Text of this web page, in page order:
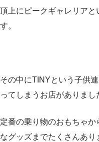
頂上にピークギャレリアと
す。
その中にTINYという子供
ってしまうお店がありまし
定番の乗り物のおもちゃ
なグッズまでたくさんあ